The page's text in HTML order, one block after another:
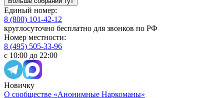
Единый номер:
8 (800) 101-42-12
круглосуточно бесплатно для звонков по РФ
Номер местности:
8 (495) 505-33-96
с 10:00 до 22:00
Новичку
О сообществе «Анонимные Наркоманы»